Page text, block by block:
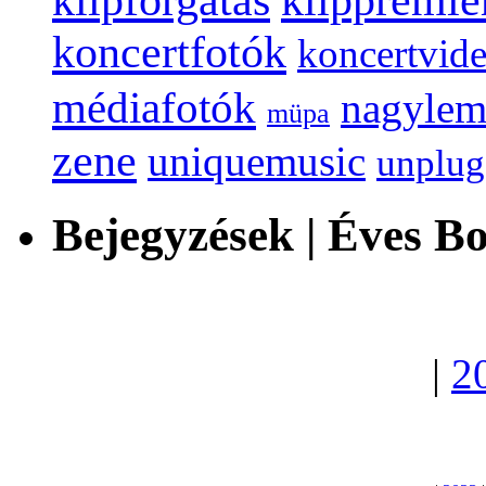
koncertfotók
médiafotók müpa
zene uniquemusic
Bejegyzések | Éves
|